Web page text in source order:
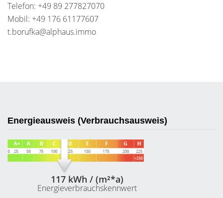
Telefon: +49 89 277827070
Mobil: +49 176 61177607
t.borufka@alphaus.immo
Energieausweis (Verbrauchsausweis)
117 kWh / (m²*a)
Energieverbrauchskennwert